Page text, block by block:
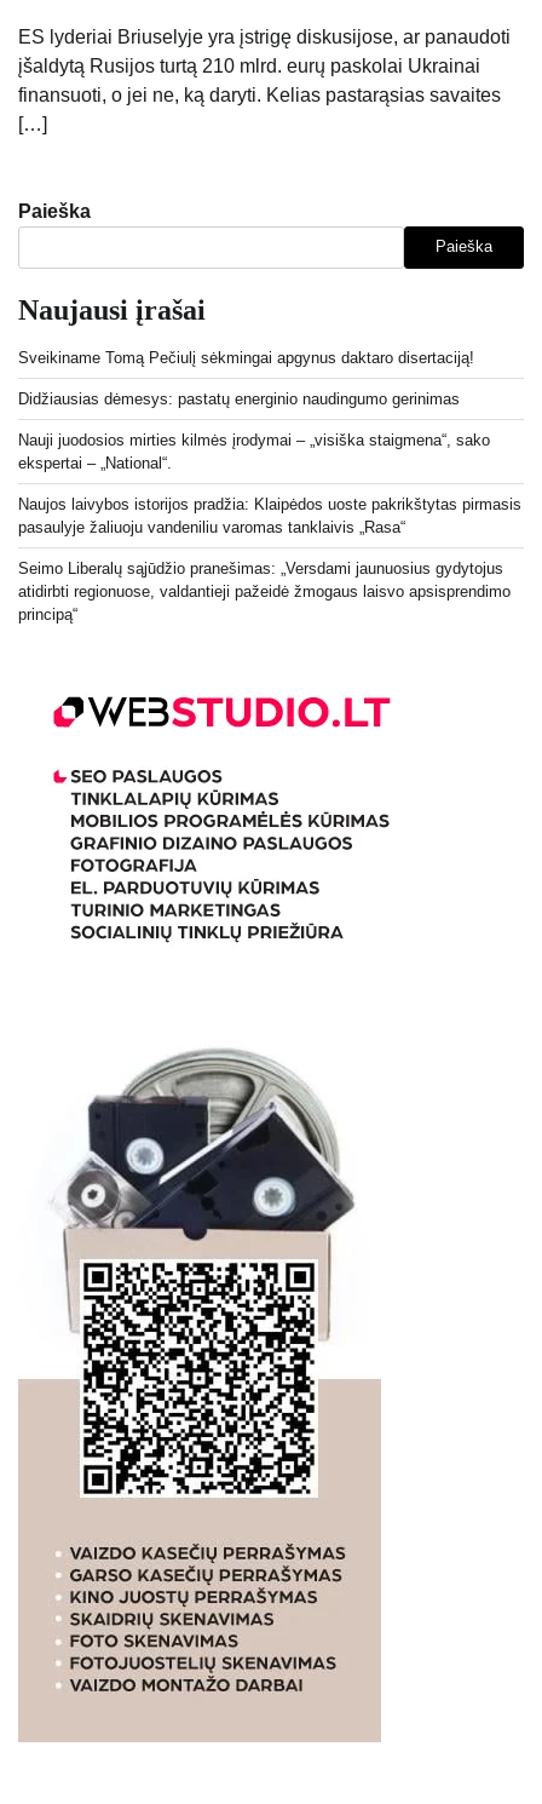
ES lyderiai Briuselyje yra įstrigę diskusijose, ar panaudoti
įšaldytą Rusijos turtą 210 mlrd. eurų paskolai Ukrainai
finansuoti, o jei ne, ką daryti. Kelias pastarąsias savaites
[…]
Paieška
Paieška
Naujausi įrašai
Sveikiname Tomą Pečiulį sėkmingai apgynus daktaro disertaciją!
Didžiausias dėmesys: pastatų energinio naudingumo gerinimas
Nauji juodosios mirties kilmės įrodymai – „visiška staigmena“, sako
ekspertai – „National“.
Naujos laivybos istorijos pradžia: Klaipėdos uoste pakrikštytas pirmasis
pasaulyje žaliuoju vandeniliu varomas tanklaivis „Rasa“
Seimo Liberalų sąjūdžio pranešimas: „Versdami jaunuosius gydytojus
atidirbti regionuose, valdantieji pažeidė žmogaus laisvo apsisprendimo
principą“